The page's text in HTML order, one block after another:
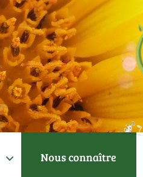
Nous connaître